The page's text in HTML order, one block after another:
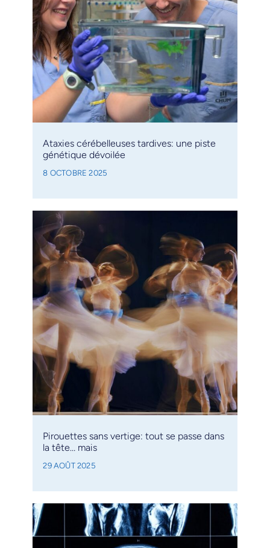
Ataxies cérébelleuses tardives: une piste
génétique dévoilée
8 OCTOBRE 2025
Pirouettes sans vertige: tout se passe dans
la tête… mais
29 AOÛT 2025